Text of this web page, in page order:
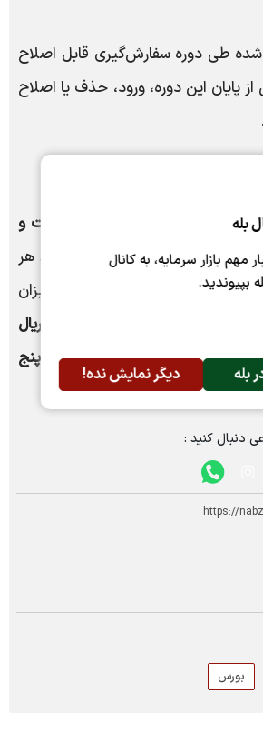
بله
مهم بازار سرمایه، به کانال
بپیوندید.
بله دیگر نمایش نده!
طی دوره سفارش‌گیری قابل اصلاح
این دوره، ورود، حذف یا اصلاح
شده در مرحله اول به
قیمت ثابت و
حداکثر سهام قابل خریداری توسط هر
تعداد
، حداکثر میزان
این عرضه اولیه
۳,۶۱۶,۹۵۰‬ ریال
و یک هزار و ششصد و نود و پنج
دنبال کنید :
https://
بورس